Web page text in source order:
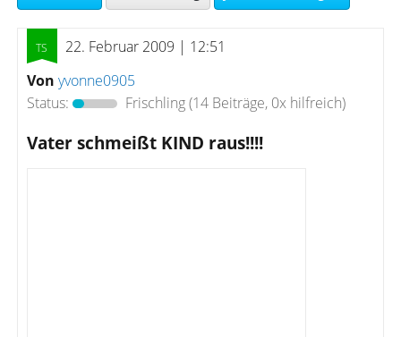
22. Februar 2009 | 12:51
Von yvonne0905
Status:
Frischling(14 Beiträge, 0x hilfreich)
Vater schmeißt KIND raus!!!!